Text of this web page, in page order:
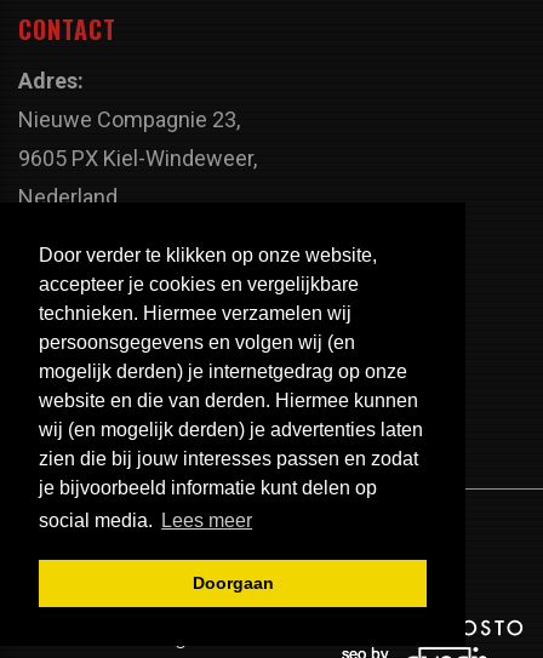
Door verder te klikken op onze website,
accepteer je cookies en vergelijkbare
technieken. Hiermee verzamelen wij
persoonsgegevens en volgen wij (en
mogelijk derden) je internetgedrag op onze
website en die van derden. Hiermee kunnen
wij (en mogelijk derden) je advertenties laten
zien die bij jouw interesses passen en zodat
je bijvoorbeeld informatie kunt delen op
social media.
Lees meer
Doorgaan
CONTACT
Adres:
Nieuwe Compagnie 23,
9605 PX Kiel-Windeweer,
Nederland
+31 598 - 320 402
Telefoonnummer:
+31 598 - 350 330
Email:
info@usa-engines.com